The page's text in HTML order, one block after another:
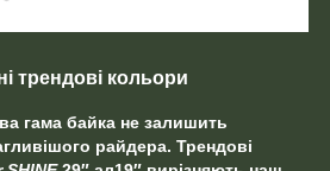
трендові кольори
гама байка не залишить
райдера. Трендові